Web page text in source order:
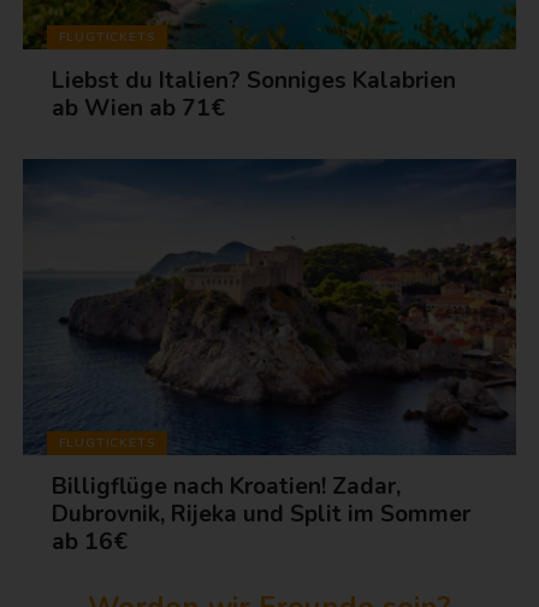
FLUGTICKETS
Liebst du Italien? Sonniges Kalabrien
ab Wien ab 71€
FLUGTICKETS
Billigflüge nach Kroatien! Zadar,
Dubrovnik, Rijeka und Split im Sommer
ab 16€